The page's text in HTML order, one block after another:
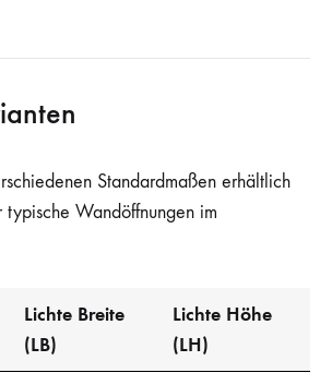
Standardmaßen erhältlich
typische Wandöffnungen im
Lichte Breite
(LB)
Lichte Höhe
(LH)